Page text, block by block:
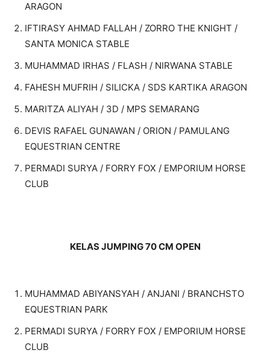
ARAGON
IFTIRASY AHMAD FALLAH / ZORRO THE KNIGHT /
SANTA MONICA STABLE
MUHAMMAD IRHAS / FLASH / NIRWANA STABLE
FAHESH MUFRIH / SILICKA / SDS KARTIKA ARAGON
MARITZA ALIYAH / 3D / MPS SEMARANG
DEVIS RAFAEL GUNAWAN / ORION / PAMULANG
EQUESTRIAN CENTRE
PERMADI SURYA / FORRY FOX / EMPORIUM HORSE
CLUB
KELAS JUMPING 70 CM OPEN
MUHAMMAD ABIYANSYAH / ANJANI / BRANCHSTO
EQUESTRIAN PARK
PERMADI SURYA / FORRY FOX / EMPORIUM HORSE
CLUB